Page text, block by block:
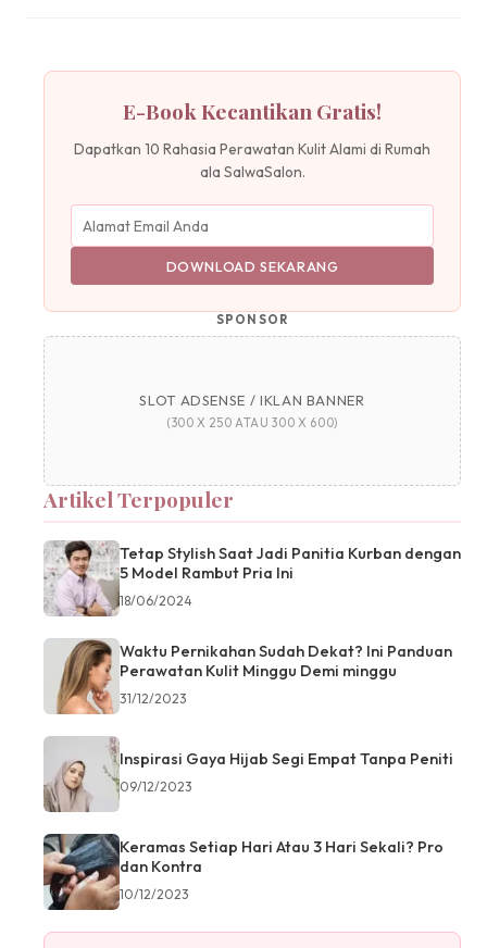
E-Book Kecantikan Gratis!
Dapatkan 10 Rahasia Perawatan Kulit Alami di Rumah
ala SalwaSalon.
DOWNLOAD SEKARANG
SPONSOR
SLOT ADSENSE / IKLAN BANNER
(300 X 250 ATAU 300 X 600)
Artikel Terpopuler
Tetap Stylish Saat Jadi Panitia Kurban dengan
5 Model Rambut Pria Ini
18/06/2024
Waktu Pernikahan Sudah Dekat? Ini Panduan
Perawatan Kulit Minggu Demi minggu
31/12/2023
Inspirasi Gaya Hijab Segi Empat Tanpa Peniti
09/12/2023
Keramas Setiap Hari Atau 3 Hari Sekali? Pro
dan Kontra
10/12/2023